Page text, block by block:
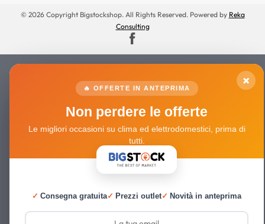
© 2026 Copyright Bigstockshop. All Rights Reserved. Powered by Reka
Consulting
×
🔥 OFFERTE IN ANTEPRIMA
Non perdere le offerte
Le migliori occasioni su clima ed elettrodomestici, prima di
tutti.
✓ Consegna gratuita✓ Prezzi outlet✓ Novità in anteprima